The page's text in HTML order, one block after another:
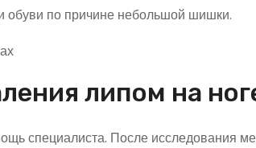
обуви по причине небольшой шишки.
липом на
специалиста. После исследования